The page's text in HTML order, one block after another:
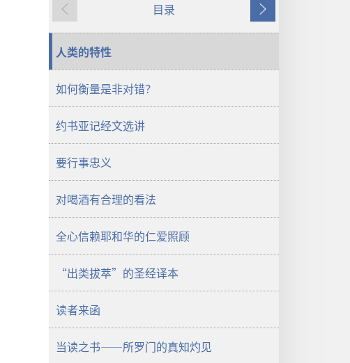
物
望
（研
版）
12
月
日
上
一
页
目录
下
一
人类的特性
如何衡量是非对错？
约书亚记经文选讲
要行事忠义
对喝酒有合理的看法
全心信赖耶和华的仁爱照顾
“出类拔萃”的圣经译本
读者来函
当读之书——所罗门的真知灼见